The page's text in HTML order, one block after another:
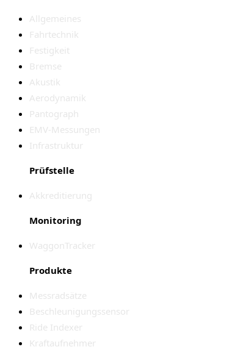
Allgemeines
Fahrtechnik
Festigkeit
Bremse
Akustik
Aerodynamik
Pantograph
EMV-Messungen
Infrastruktur
Prüfstelle
Akkreditierung
Monitoring
WaggonTracker
Produkte
Messradsätze
Beschleunigungssensor
Ride Indexer
Kraftaufnehmer